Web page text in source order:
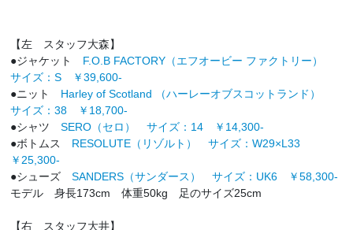
【左 スタッフ大森】
●ジャケット F.O.B FACTORY（エフオービー ファクトリー）
サイズ：S ￥39,600-
●ニット Harley of Scotland （ハーレーオブスコットランド）
サイズ：38 ￥18,700-
●シャツSERO（セロ） サイズ：14 ￥14,300-
●ボトムス RESOLUTE（リゾルト） サイズ：W29×L33
￥25,300-
●シューズSANDERS（サンダース） サイズ：UK6 ￥58,300-
モデル 身長173cm 体重50kg 足のサイズ25cm
【右 スタッフ大井】